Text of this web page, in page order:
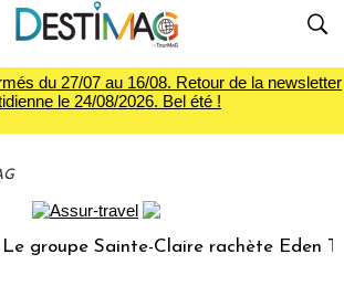
du 27/07 au 16/08. Retour de la newsletter
le 24/08/2026. Bel été !
groupe Sainte-Claire rachète Eden